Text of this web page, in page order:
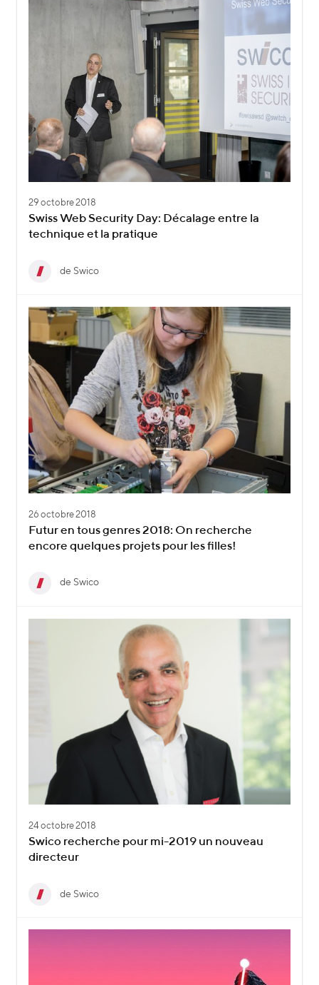
29 octobre 2018
Swiss Web Security Day: Décalage entre la
technique et la pratique
de Swico
26 octobre 2018
Futur en tous genres 2018: On recherche
encore quelques projets pour les filles!
de Swico
24 octobre 2018
Swico recherche pour mi-2019 un nouveau
directeur
de Swico